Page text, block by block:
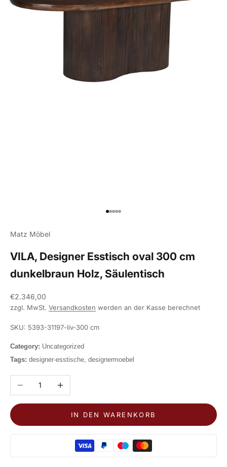
Gehe zu Element 1
Gehe zu Element 2
Gehe zu Element 3
Gehe zu Element 4
Gehe zu Element 5
Matz Möbel
VILA, Designer Esstisch oval 300 cm
dunkelbraun Holz, Säulentisch
Angebot
€2.346,00
zzgl. MwSt. Versandkosten werden an der Kasse berechnet
SKU: 5393-31197-liv-300 cm
Category: Uncategorized
Tags: designer-esstische, designermoebel
Anzahl verringernAnzahl erhöhen
IN DEN WARENKORB